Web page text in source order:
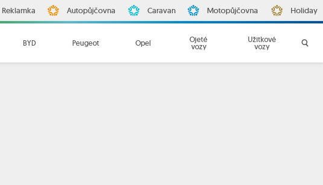
Reklamka Autopůjčovna Caravan Motopůjčovna Holiday
BYD Peugeot Opel
Ojeté
vozy
Užitkové
vozy